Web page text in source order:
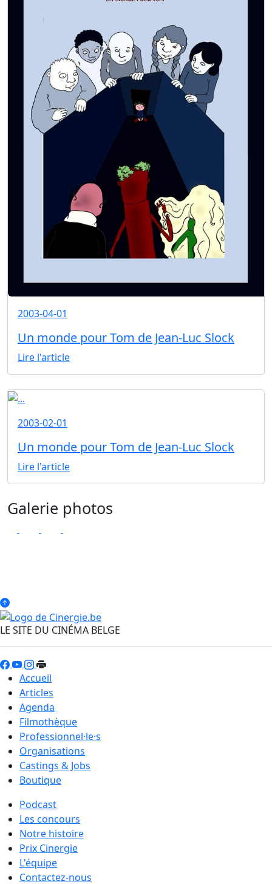
2003-04-01
Un monde pour Tom de Jean-Luc Slock
Lire l'article
2003-02-01
Un monde pour Tom de Jean-Luc Slock
Lire l'article
Galerie photos
LE SITE DU CINÉMA BELGE
Accueil
Articles
Agenda
Filmothèque
Professionnel·le·s
Organisations
Castings & Jobs
Boutique
Podcast
Les concours
Notre histoire
Prix Cinergie
L'équipe
Contactez-nous